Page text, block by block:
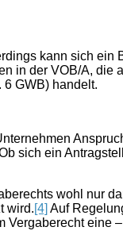
kann sich ein
in der VOB/A, die
6 GWB) handelt.
sich ein
wohl nur
wird.[4] Auf
Vergaberecht eine